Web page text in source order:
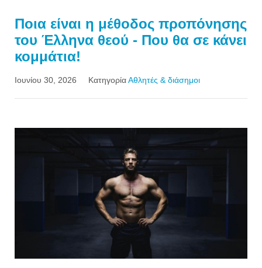
Ποια είναι η μέθοδος προπόνησης
του Έλληνα θεού - Που θα σε κάνει
κομμάτια!
Ιουνίου 30, 2026 ΚατηγορίαΑθλητές & διάσημοι